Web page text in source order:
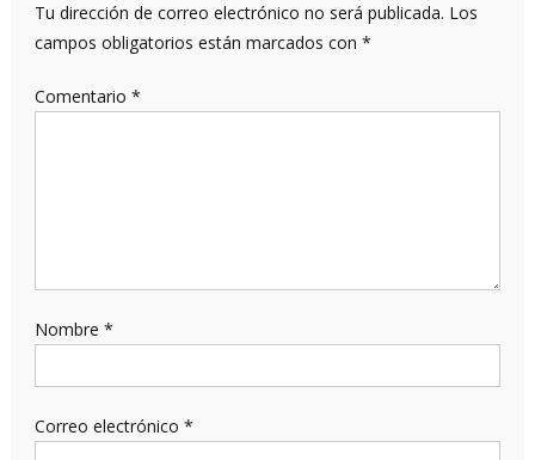
Tu dirección de correo electrónico no será publicada. Los
campos obligatorios están marcados con *
Comentario *
Nombre *
Correo electrónico *